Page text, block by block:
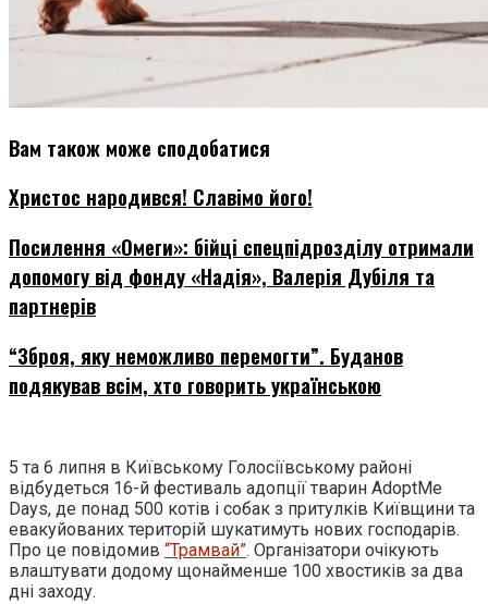
Переглянути всі результати
Вам також може сподобатися
Христос народився! Славімо його!
Посилення «Омеги»: бійці спецпідрозділу отримали
допомогу від фонду «Надія», Валерія Дубіля та
партнерів
“Зброя, яку неможливо перемогти”. Буданов
подякував всім, хто говорить українською
5 та 6 липня в Київському Голосіївському районі
відбудеться 16-й фестиваль адопції тварин AdoptMe
Days, де понад 500 котів і собак з притулків Київщини та
евакуйованих територій шукатимуть нових господарів.
Про це повідомив “Трамвай”. Організатори очікують
влаштувати додому щонайменше 100 хвостиків за два
дні заходу.